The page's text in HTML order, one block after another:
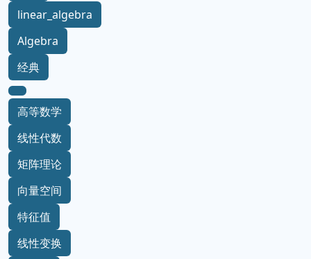
linear_algebra
Algebra
经典
高等数学
线性代数
矩阵理论
向量空间
特征值
线性变换